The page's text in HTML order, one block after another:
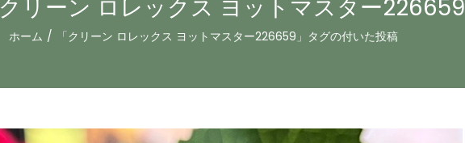
クリーン ロレックス ヨットマスター226659
ホーム / 「クリーン ロレックス ヨットマスター226659」タグの付いた投稿